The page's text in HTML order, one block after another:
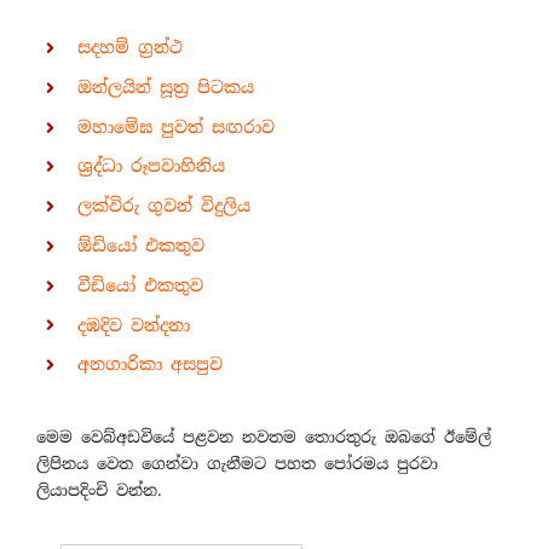
සදහම් ග්‍රන්ථ
ඔන්ලයින් සූත්‍ර පිටකය
මහාමේඝ පුවත් සඟරාව
ශ්‍රද්ධා රූපවාහිනිය
ලක්විරු ගුවන් විදුලිය
ඕඩියෝ එකතුව
වීඩියෝ එකතුව
දඹදිව වන්දනා
අනගාරිකා අසපුව
මෙම වෙබ්අඩවියේ පළවන නවතම තොරතුරු ඔබගේ ඊමේල්
ලිපිනය වෙත ගෙන්වා ගැනීමට පහත පෝරමය පුරවා
ලියාපදිංචි වන්න.